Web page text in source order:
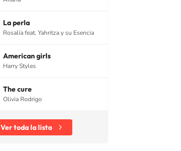
La perla
Rosalía feat. Yahritza y su Esencia
American girls
Harry Styles
The cure
Olivia Rodrigo
Ver toda la lista